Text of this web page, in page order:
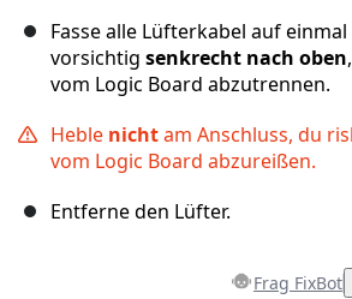
Fasse alle Lüfterkabel auf
vorsichtig senkrecht nach oben
vom Logic Board abzutrennen.
Heble nichtam Anschluss, du
vom Logic Board abzureißen.
Entferne den Lüfter.
Frag FixBot